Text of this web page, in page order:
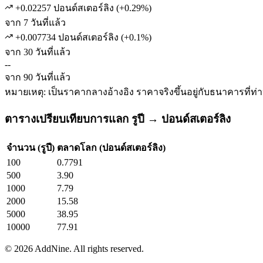
+0.02257 ปอนด์สเตอร์ลิง (+0.29%)
จาก 7 วันที่แล้ว
+0.007734 ปอนด์สเตอร์ลิง (+0.1%)
จาก 30 วันที่แล้ว
--
จาก 90 วันที่แล้ว
หมายเหตุ: เป็นราคากลางอ้างอิง ราคาจริงขึ้นอยู่กับธนาคารที่ท่
ตารางเปรียบเทียบการแลก รูปี → ปอนด์สเตอร์ลิง
จำนวน (รูปี) ตลาดโลก (ปอนด์สเตอร์ลิง)
100
0.7791
500
3.90
1000
7.79
2000
15.58
5000
38.95
10000
77.91
© 2026 AddNine. All rights reserved.